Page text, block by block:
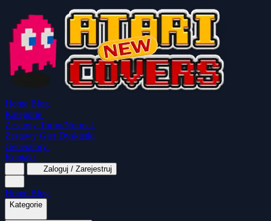
Home Blog
Kategorie
Zestawy Turbo/Normal
Zestawy Gier Dyskietki
Generatory
Kontakt
Zaloguj / Zarejestruj
Home Blog
Kategorie